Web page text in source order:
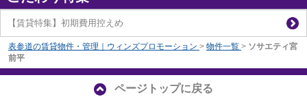
【賃貸特集】初期費用控えめ
表参道の賃貸物件・管理｜ウィンズプロモーション > 物件一覧 > ソサエティ宮
前平
ページトップに戻る